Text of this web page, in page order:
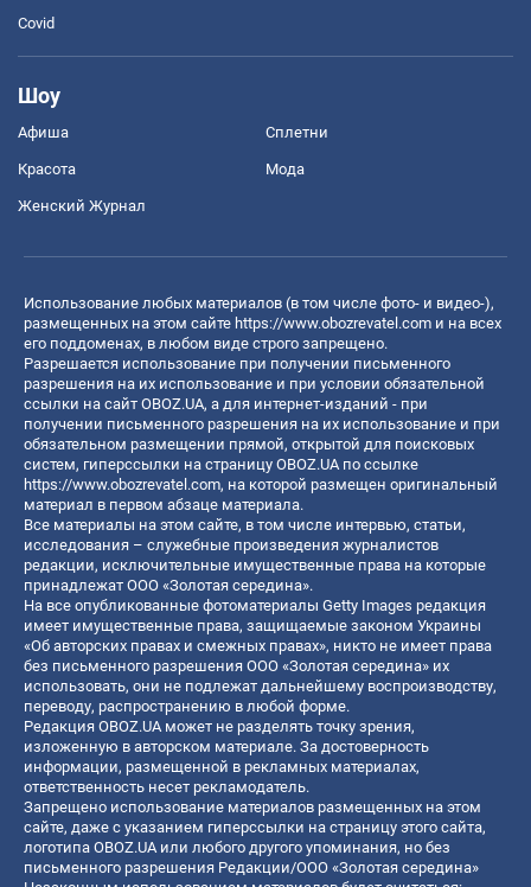
Covid
Шоу
Афиша Сплетни
Красота Мода
Женский Журнал
Использование любых материалов (в том числе фото- и видео-),
размещенных на этом сайте https://www.obozrevatel.com и на всех
его поддоменах, в любом виде строго запрещено.
Разрешается использование при получении письменного
разрешения на их использование и при условии обязательной
ссылки на сайт OBOZ.UA, а для интернет-изданий - при
получении письменного разрешения на их использование и при
обязательном размещении прямой, открытой для поисковых
систем, гиперссылки на страницу OBOZ.UA по ссылке
https://www.obozrevatel.com, на которой размещен оригинальный
материал в первом абзаце материала.
Все материалы на этом сайте, в том числе интервью, статьи,
исследования – служебные произведения журналистов
редакции, исключительные имущественные права на которые
принадлежат ООО «Золотая середина».
На все опубликованные фотоматериалы Getty Images редакция
имеет имущественные права, защищаемые законом Украины
«Об авторских правах и смежных правах», никто не имеет права
без письменного разрешения ООО «Золотая середина» их
использовать, они не подлежат дальнейшему воспроизводству,
переводу, распространению в любой форме.
Редакция OBOZ.UA может не разделять точку зрения,
изложенную в авторском материале. За достоверность
информации, размещенной в рекламных материалах,
ответственность несет рекламодатель.
Запрещено использование материалов размещенных на этом
сайте, даже с указанием гиперссылки на страницу этого сайта,
логотипа OBOZ.UA или любого другого упоминания, но без
письменного разрешения Редакции/ООО «Золотая середина»